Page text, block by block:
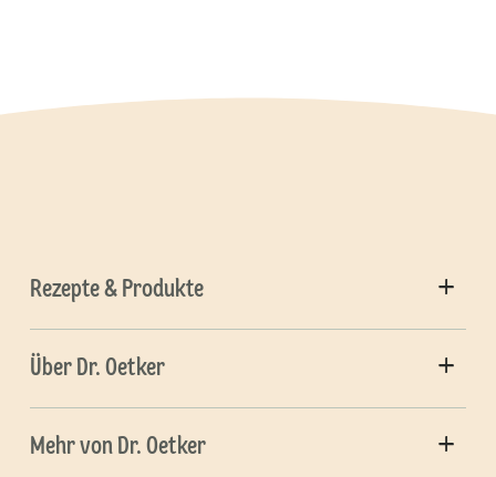
Rezepte & Produkte
Über Dr. Oetker
Mehr von Dr. Oetker